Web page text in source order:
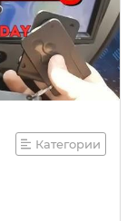
Категории